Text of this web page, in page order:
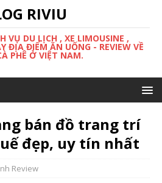
RIVIU
VỤ DU LỊCH , XE LIMOUSINE ,
ĐỊA ĐIỂM ĂN UỐNG - REVIEW VỀ
PHÊ Ở VIỆT NAM.
bán đồ trang trí
đẹp, uy tín nhất
Review